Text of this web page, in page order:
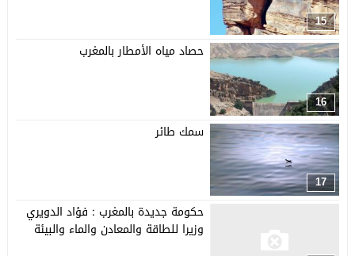
15
16
حصاد مياه الأمطار بالمغرب
17
سمك طائر
حكومة جديدة بالمغرب : فؤاد الدويري
وزيرا للطاقة والمعادن والماء والبيئة